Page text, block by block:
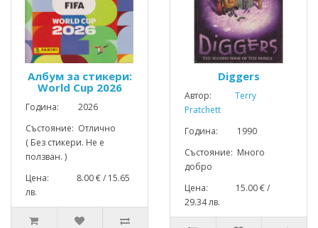
Албум за стикери:
World Cup 2026
Година: 2026
Състояние: Отлично
( Без стикери. Не е
ползван. )
Цена: 8.00 € / 15.65
лв.
Diggers
Автор:
Terry
Pratchett
Година: 1990
Състояние: Много
добро
Цена: 15.00 € /
29.34 лв.